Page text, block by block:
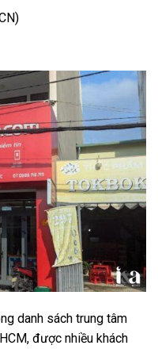
danh sách trung tâm
được nhiều khách